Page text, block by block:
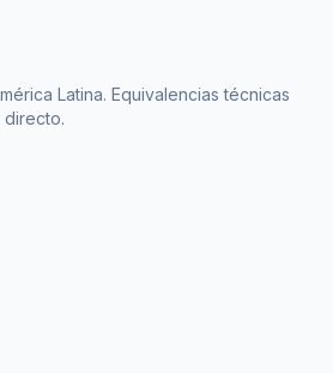
Latina. Equivalencias técnicas
directo.